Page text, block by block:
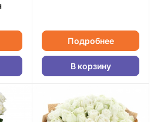
Подробнее
В корзину